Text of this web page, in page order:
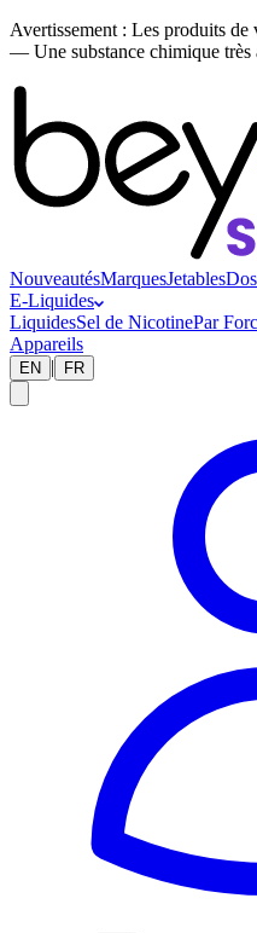
Avertissement : Les produits de
— Une substance chimique
NouveautésMarquesJetables
E-Liquides
LiquidesSel de NicotinePar
Appareils
EN | FR